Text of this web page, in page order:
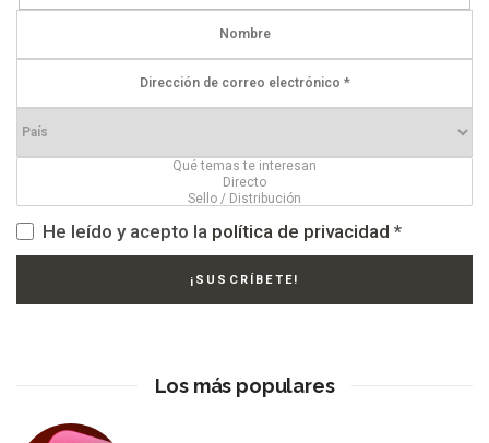
He leído y acepto la política de privacidad *
Los más populares